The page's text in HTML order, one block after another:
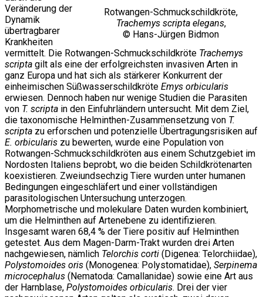
Rotwangen-Schmuckschildkröte,
Trachemys scripta elegans,
© Hans-Jürgen Bidmon
Veränderung der
Dynamik
übertragbarer
Krankheiten
vermittelt. Die Rotwangen-Schmuckschildkröte Trachemys
scripta gilt als eine der erfolgreichsten invasiven Arten in
ganz Europa und hat sich als stärkerer Konkurrent der
einheimischen Süßwasserschildkröte Emys orbicularis
erwiesen. Dennoch haben nur wenige Studien die Parasiten
von T. scripta in den Einfuhrländern untersucht. Mit dem Ziel,
die taxonomische Helminthen-Zusammensetzung von T.
scripta zu erforschen und potenzielle Übertragungsrisiken auf
E. orbicularis zu bewerten, wurde eine Population von
Rotwangen-Schmuckschildkröten aus einem Schutzgebiet im
Nordosten Italiens beprobt, wo die beiden Schildkrötenarten
koexistieren. Zweiundsechzig Tiere wurden unter humanen
Bedingungen eingeschläfert und einer vollständigen
parasitologischen Untersuchung unterzogen.
Morphometrische und molekulare Daten wurden kombiniert,
um die Helminthen auf Artenebene zu identifizieren.
Insgesamt waren 68,4 % der Tiere positiv auf Helminthen
getestet. Aus dem Magen-Darm-Trakt wurden drei Arten
nachgewiesen, nämlich Telorchis corti (Digenea: Telorchiidae),
Polystomoides oris (Monogenea: Polystomatidae), Serpinema
microcephalus (Nematoda: Camallanidae) sowie eine Art aus
der Harnblase, Polystomoides orbicularis. Drei der vier